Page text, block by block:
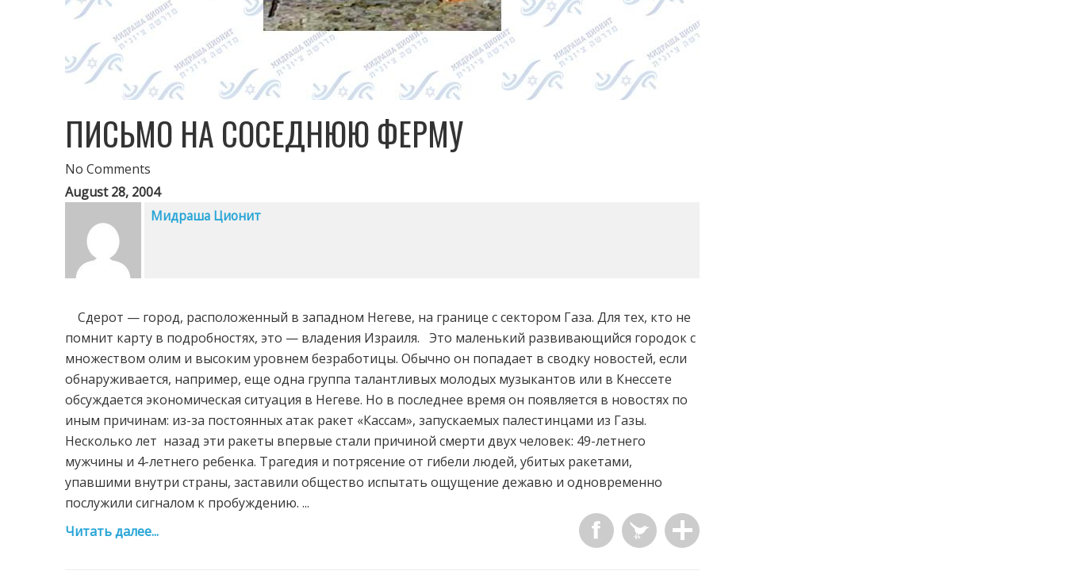
ПИСЬМО НА СОСЕДНЮЮ ФЕРМУ
No Comments
August 28, 2004
Мидраша Ционит
Сдерот — город, расположенный в западном Негеве, на границе с сектором Газа. Для тех, кто не
помнит карту в подробностях, это — владения Израиля. Это маленький развивающийся городок с
множеством олим и высоким уровнем безработицы. Обычно он попадает в сводку новостей, если
обнаруживается, например, еще одна группа талантливых молодых музыкантов или в Кнессете
обсуждается экономическая ситуация в Негеве. Но в последнее время он появляется в новостях по
иным причинам: из-за постоянных атак ракет «Кассам», запускаемых палестинцами из Газы.
Несколько лет назад эти ракеты впервые стали причиной смерти двух человек: 49-летнего
мужчины и 4-летнего ребенка. Трагедия и потрясение от гибели людей, убитых ракетами,
упавшими внутри страны, заставили общество испытать ощущение дежавю и одновременно
послужили сигналом к пробуждению. ...
Читать далее...